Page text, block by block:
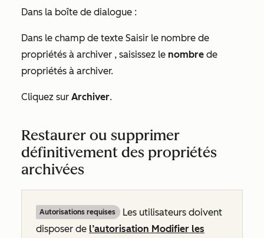
Dans la boîte de dialogue :
Dans le champ de texte Saisir le nombre de
propriétés à archiver , saisissez le nombre de
propriétés à archiver.
Cliquez sur Archiver.
Restaurer ou supprimer
définitivement des propriétés
archivées
Autorisations requises
Les utilisateurs doivent
disposer de l’autorisation Modifier les